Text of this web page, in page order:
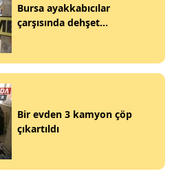
Bursa ayakkabıcılar
çarşısında dehşet...
Bir evden 3 kamyon çöp
çıkartıldı